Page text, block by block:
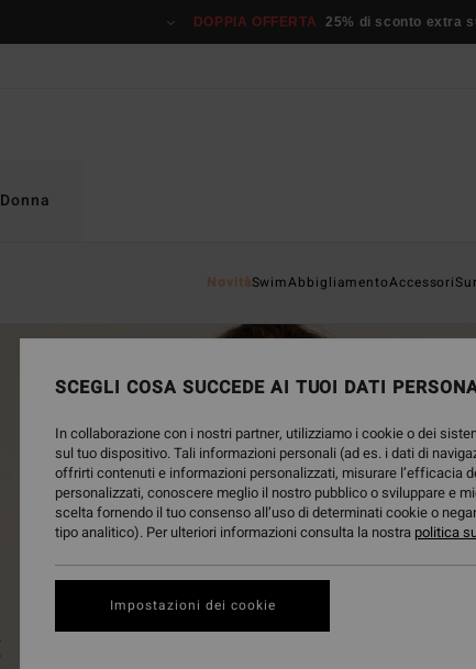
DOPPIA OFFERTA 25% di sconto extra
Donna
NovitàSwimAbbigliamentoAccessori
SCEGLI COSA SUCCEDE AI TUOI DATI
In collaborazione con i nostri partner, utilizziamo i cookie o dei
sul tuo dispositivo. Tali informazioni personali (ad es. i dati di
offrirti contenuti e informazioni personalizzati, misurare l’efficacia
personalizzati, conoscere meglio il nostro pubblico o sviluppare e
scelta fornendo il tuo consenso all’uso di determinati cookie o
tipo analitico). Per ulteriori informazioni consulta la nostra politica
Impostazioni dei cookie